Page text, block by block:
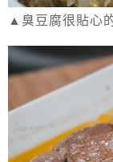
▲臭豆腐很貼心